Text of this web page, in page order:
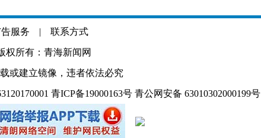
告服务 | 联系方式
所有：青海新闻网
或建立镜像，违者依法必究
青ICP备19000163号 青公网安备 63010302000199号